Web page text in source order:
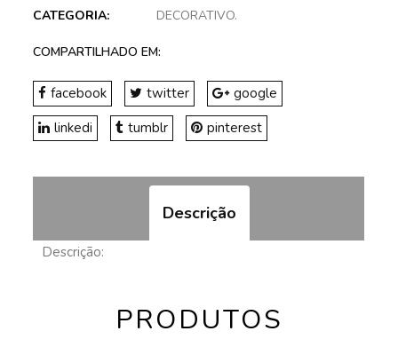
CATEGORIA: DECORATIVO.
COMPARTILHADO EM:
facebook twitter
google
linkedi
tumblr pinterest
Descrição
Descrição:
PRODUTOS